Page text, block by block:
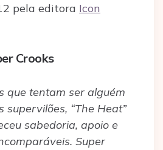
pela editora Icon
Crooks
que tentam ser alguém
supervilões, “The Heat”
sabedoria, apoio e
Super